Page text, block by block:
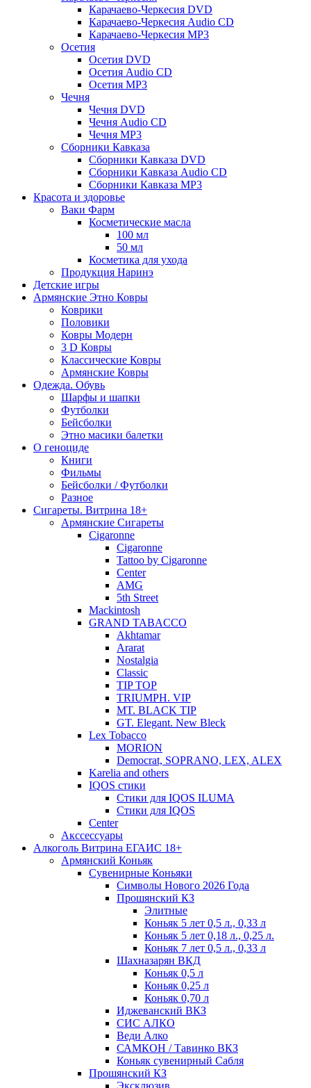
Карачаево-Черкесия DVD
Карачаево-Черкесия Audio CD
Карачаево-Черкесия MP3
Осетия
Осетия DVD
Осетия Audio CD
Осетия MP3
Чечня
Чечня DVD
Чечня Audio CD
Чечня MP3
Сборники Кавказа
Сборники Кавказа DVD
Сборники Кавказа Audio CD
Сборники Кавказа MP3
Красота и здоровье
Ваки Фарм
Косметические масла
100 мл
50 мл
Косметика для ухода
Продукция Наринэ
Детские игры
Армянские Этно Ковры
Коврики
Половики
Ковры Модерн
3 D Ковры
Классические Ковры
Армянские Ковры
Одежда. Обувь
Шарфы и шапки
Футболки
Бейсболки
Этно масики балетки
О геноциде
Книги
Фильмы
Бейсболки / Футболки
Разное
Сигареты. Витрина 18+
Армянские Сигареты
Cigaronne
Cigaronne
Tattoo by Cigaronne
Center
AMG
5th Street
Mackintosh
GRAND TABACCO
Akhtamar
Ararat
Nostalgia
Classic
TIP TOP
TRIUMPH. VIP
MT. BLACK TIP
GT. Elegant. New Bleck
Lex Tobacco
MORION
Democrat, SOPRANO, LEX, ALEX
Karelia and others
IQOS стики
Стики для IQOS ILUMA
Стики для IQOS
Сenter
Акссессуары
Алкоголь Витрина ЕГАИС 18+
Армянский Коньяк
Сувенирные Коньяки
Символы Нового 2026 Года
Прошянский КЗ
Элитные
Коньяк 5 лет 0,5 л., 0,33 л
Коньяк 5 лет 0,18 л., 0,25 л.
Коньяк 7 лет 0,5 л., 0,33 л
Шахназарян ВКД
Коньяк 0,5 л
Коньяк 0,25 л
Коньяк 0,70 л
Иджеванский ВКЗ
СИС АЛКО
Веди Алко
САМКОН / Тавинко ВКЗ
Коньяк сувенирный Сабля
Прошянский КЗ
Эксклюзив